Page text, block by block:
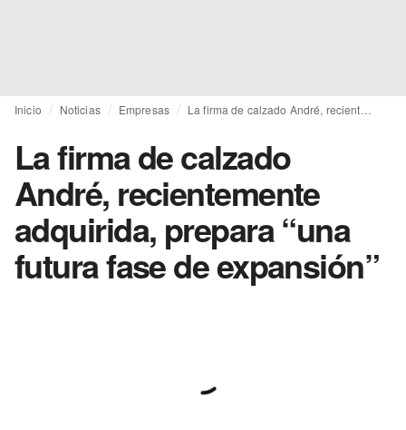
Inicio Noticias Empresas
La firma de calzado
André, recientemente
adquirida, prepara “una
futura fase de expansión”